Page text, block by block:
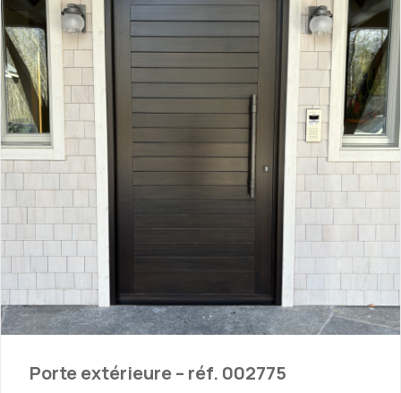
Porte extérieure – réf. 002775